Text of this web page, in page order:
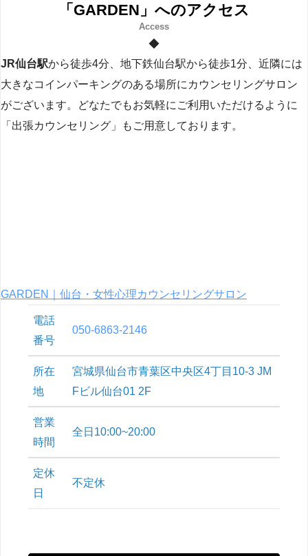
「GARDEN」へのアクセス
◆
JR仙台駅から徒歩4分、地下鉄仙台駅から徒歩1分、近隣には
大きなコインパーキングのある場所にカウンセリングサロン
がございます。どなたでもお気軽にご利用いただけるように
「出張カウンセリング」もご用意しております。
GARDEN｜仙台・女性心理カウンセリングサロン
電話
番号
050-6863-2146
所在
地
宮城県仙台市青葉区中央区4丁目10-3 JM
Fビル仙台01 2F
営業
時間
全日10:00~20:00
定休
日
不定休